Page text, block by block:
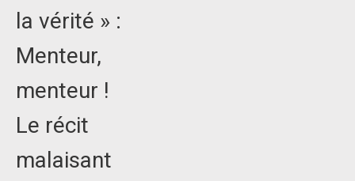
la vérité » :
Menteur,
menteur !
Le récit
malaisant